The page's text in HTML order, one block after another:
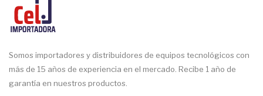
Somos importadores y distribuidores de equipos tecnológicos con
más de 15 años de experiencia en el mercado. Recibe 1 año de
garantía en nuestros productos.